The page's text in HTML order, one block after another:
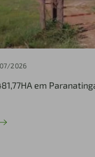
2026
em